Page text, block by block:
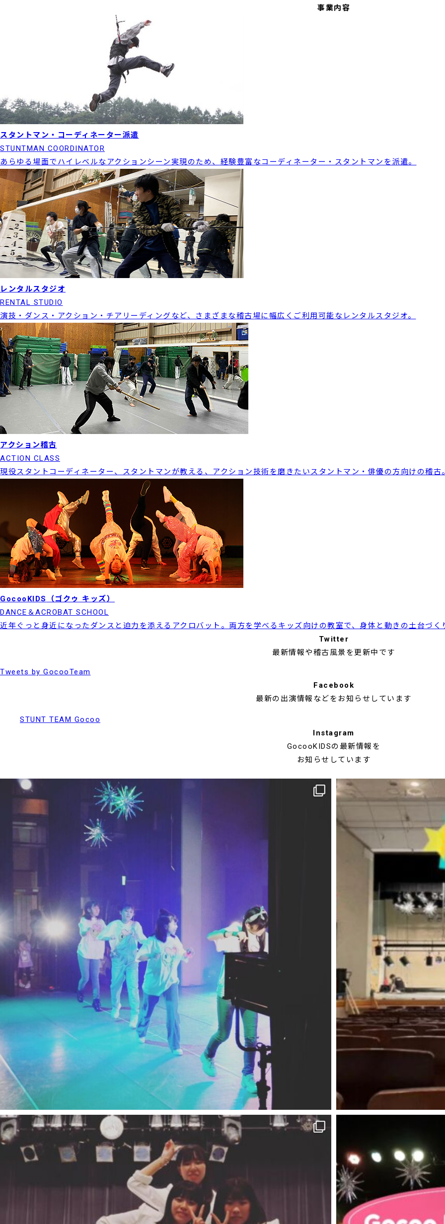
事業内容
スタントマン・コーディネーター派遣
STUNTMAN COORDINATOR
あらゆる場面でハイレベルなアクションシーン実現のため、経験豊富なコーディネーター・スタントマンを派遣。
レンタルスタジオ
RENTAL STUDIO
演技・ダンス・アクション・チアリーディングなど、さまざまな稽古場に幅広くご利用可能なレンタルスタジオ。
アクション稽古
ACTION CLASS
現役スタントコーディネーター、スタントマンが教える、アクション技術を磨きたいスタントマン・俳優の方向けの稽古
GocooKIDS
（ゴクゥ キッズ）
DANCE＆ACROBAT SCHOOL
近年ぐっと身近になったダンスと迫力を添えるアクロバット。両方を学べるキッズ向けの教室で、身体と動きの土台づく
Twitter
最新情報や稽古風景を更新中です
Tweets by GocooTeam
Facebook
最新の出演情報などを お知らせしています
STUNT TEAM Gocoo
Instagram
GocooKIDSの最新情報を
お知らせしています